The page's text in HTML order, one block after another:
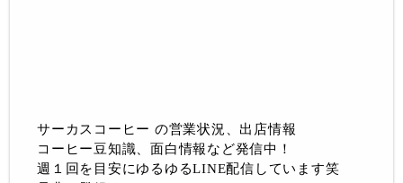
サーカスコーヒー の営業状況、出店情報
コーヒー豆知識、面白情報など発信中！
週１回を目安にゆるゆるLINE配信しています笑